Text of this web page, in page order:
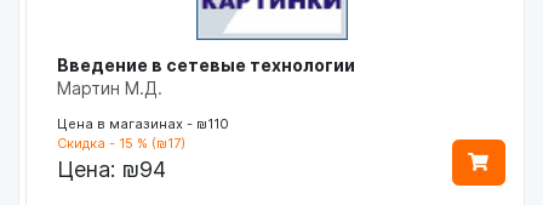
Введение в сетевые технологии
Мартин М.Д.
Цена в магазинах - ₪110
Скидка - 15 % (₪17)
Цена: ₪94